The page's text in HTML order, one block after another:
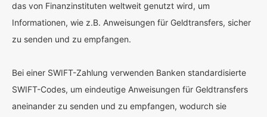
das von Finanzinstituten weltweit genutzt wird, um
Informationen, wie z.B. Anweisungen für Geldtransfers, sicher
zu senden und zu empfangen.
Bei einer SWIFT-Zahlung verwenden Banken standardisierte
SWIFT-Codes, um eindeutige Anweisungen für Geldtransfers
aneinander zu senden und zu empfangen, wodurch sie